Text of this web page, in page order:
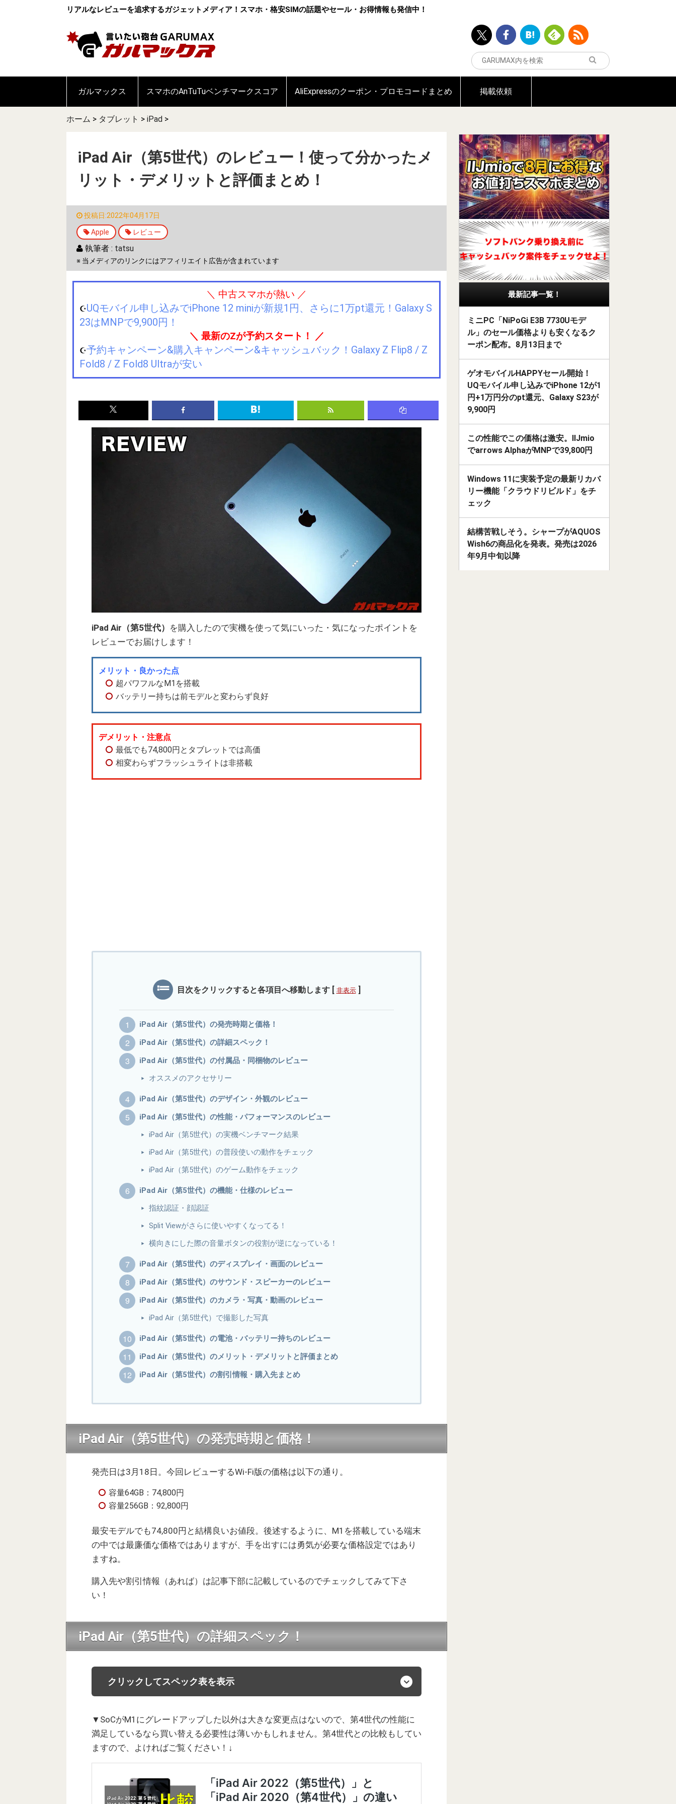
リアルなレビューを追求するガジェットメディア！スマホ・格安SIMの話題やセール・お得情報も発信中！
ガルマックス スマホのAnTuTuベンチマークスコア AliExpressのクーポン・プロモコードまとめ 掲載依頼
ホーム > タブレット > iPad >
iPad Air（第5世代）のレビュー！使って分かったメ
リット・デメリットと評価まとめ！
投稿日:2022年04月17日
Apple レビュー
執筆者 : tatsu
※ 当メディアのリンクにはアフィリエイト広告が含まれています
＼ 中古スマホが熱い ／
☪️UQモバイル申し込みでiPhone 12 miniが新規1円、さらに1万pt還元！Galaxy S
23はMNPで9,900円！
＼ 最新のZが予約スタート！ ／
☪️予約キャンペーン&購入キャンペーン&キャッシュバック！Galaxy Z Flip8 / Z
Fold8 / Z Fold8 Ultraが安い
iPad Air（第5世代） を購入したので実機を使って気にいった・気になったポイントを
レビューでお届けします！
メリット・良かった点
超パワフルなM1を搭載
バッテリー持ちは前モデルと変わらず良好
デメリット・注意点
最低でも74,800円とタブレットでは高価
相変わらずフラッシュライトは非搭載
目次をクリックすると各項目へ移動します [ 非表示 ]
iPad Air（第5世代）の発売時期と価格！
iPad Air（第5世代）の詳細スペック！
iPad Air（第5世代）の付属品・同梱物のレビュー
オススメのアクセサリー
iPad Air（第5世代）のデザイン・外観のレビュー
iPad Air（第5世代）の性能・パフォーマンスのレビュー
iPad Air（第5世代）の実機ベンチマーク結果
iPad Air（第5世代）の普段使いの動作をチェック
iPad Air（第5世代）のゲーム動作をチェック
iPad Air（第5世代）の機能・仕様のレビュー
指紋認証・顔認証
Split Viewがさらに使いやすくなってる！
横向きにした際の音量ボタンの役割が逆になっている！
iPad Air（第5世代）のディスプレイ・画面のレビュー
iPad Air（第5世代）のサウンド・スピーカーのレビュー
iPad Air（第5世代）のカメラ・写真・動画のレビュー
iPad Air（第5世代）で撮影した写真
iPad Air（第5世代）の電池・バッテリー持ちのレビュー
iPad Air（第5世代）のメリット・デメリットと評価まとめ
iPad Air（第5世代）の割引情報・購入先まとめ
iPad Air（第5世代）の発売時期と価格！
発売日は3月18日。今回レビューするWi-Fi版の価格は以下の通り。
容量64GB：74,800円
容量256GB：92,800円
最安モデルでも74,800円と結構良いお値段。後述するように、M1を搭載している端末
の中では最廉価な価格ではありますが、手を出すには勇気が必要な価格設定ではあり
ますね。
購入先や割引情報（あれば）は記事下部に記載しているのでチェックしてみて下さ
い！
iPad Air（第5世代）の詳細スペック！
クリックしてスペック表を表示
▼SoCがM1にグレードアップした以外は大きな変更点はないので、第4世代の性能に
満足しているなら買い替える必要性は薄いかもしれません。第4世代との比較もしてい
ますので、よければご覧ください！↓
最新記事一覧！
ミニPC「NiPoGi E3B 7730Uモデ
ル」のセール価格よりも安くなるク
ーポン配布。8月13日まで
ゲオモバイルHAPPYセール開始！
UQモバイル申し込みでiPhone 12が1
円+1万円分のpt還元、Galaxy S23が
9,900円
この性能でこの価格は激安。IIJmio
でarrows AlphaがMNPで39,800円
Windows 11に実装予定の最新リカバ
リー機能「クラウドリビルド」をチ
ェック
結構苦戦しそう。シャープがAQUOS
Wish6の商品化を発表。発売は2026
年9月中旬以降